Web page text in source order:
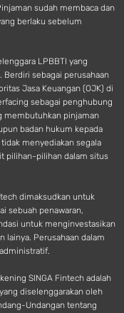
sudah membaca dan
berlaku sebelum
LPBBTI yang
Berdiri sebagai perusahaan
Jasa Keuangan (OJK) di
sebagai penghubung
membutuhkan pinjaman
badan hukum kepada
menyediakan segala
pilihan-pilihan dalam situs
dimaksudkan untuk
sebuah penawaran,
untuk menginvestasikan
lainya. Perusahaan dalam
SINGA Fintech adalah
diselenggarakan oleh
Undangan tentang